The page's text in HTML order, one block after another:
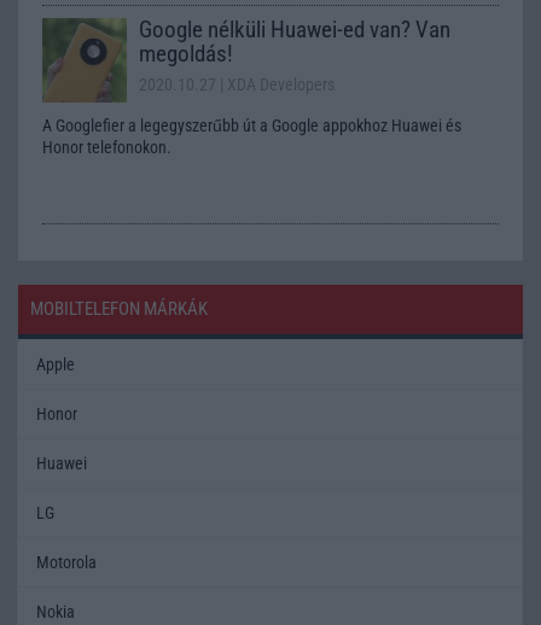
Google nélküli Huawei-ed van? Van
megoldás!
2020.10.27 | XDA Developers
A Googlefier a legegyszerűbb út a Google appokhoz Huawei és
Honor telefonokon.
MOBILTELEFON MÁRKÁK
Apple
Honor
Huawei
LG
Motorola
Nokia